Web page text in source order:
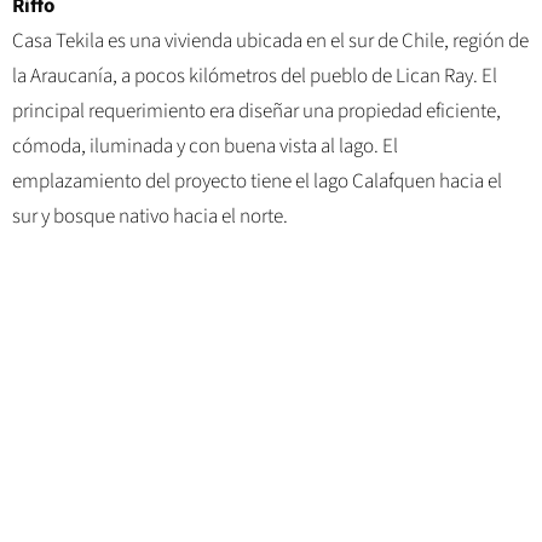
Riffo
Casa Tekila es una vivienda ubicada en el sur de Chile, región de
la Araucanía, a pocos kilómetros del pueblo de Lican Ray. El
principal requerimiento era diseñar una propiedad eficiente,
cómoda, iluminada y con buena vista al lago. El
emplazamiento del proyecto tiene el lago Calafquen hacia el
sur y bosque nativo hacia el norte.